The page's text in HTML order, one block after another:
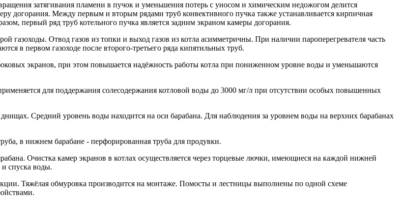
затягивания пламени в пучок и уменьшения потерь с уносом и химическим недожогом делится
догорания. Между первым и вторым рядами труб конвективного пучка также устанавливается кирпичная
первый ряд труб котельного пучка является задним экраном камеры догорания.
газоходы. Отвод газов из топки и выход газов из котла асимметричны. При наличии пароперегревателя часть
в первом газоходе после второго-третьего ряда кипятильных труб.
экранов, при этом повышается надёжность работы котла при пониженном уровне воды и уменьшаются
для поддержания солесодержания котловой воды до 3000 мг/л при отсутствии особых повышенных
Средний уровень воды находится на оси барабана. Для наблюдения за уровнем воды на верхних барабанах
в нижнем барабане - перфорированная труба для продувки.
Очистка камер экранов в котлах осуществляется через торцевые лючки, имеющиеся на каждой нижней
спуска воды.
Тяжёлая обмуровка производится на монтаже. Помосты и лестницы выполнены по одной схеме